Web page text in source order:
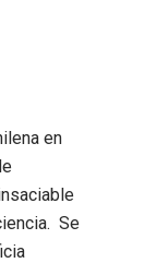
en
Se